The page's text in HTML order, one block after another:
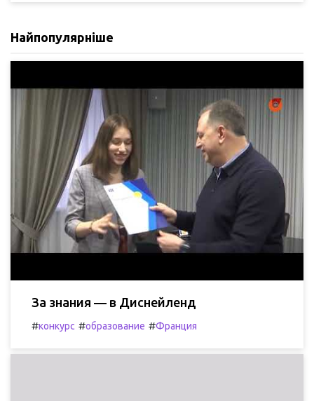
Найпопулярніше
За знания — в Диснейленд
#конкурс #образование #Франция